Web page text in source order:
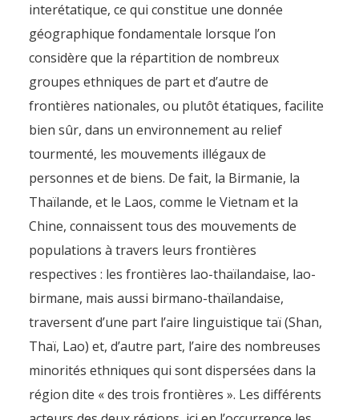
interétatique, ce qui constitue une donnée
géographique fondamentale lorsque l’on
considère que la répartition de nombreux
groupes ethniques de part et d’autre de
frontières nationales, ou plutôt étatiques, facilite
bien sûr, dans un environnement au relief
tourmenté, les mouvements illégaux de
personnes et de biens. De fait, la Birmanie, la
Thaïlande, et le Laos, comme le Vietnam et la
Chine, connaissent tous des mouvements de
populations à travers leurs frontières
respectives : les frontières lao-thaïlandaise, lao-
birmane, mais aussi birmano-thaïlandaise,
traversent d’une part l’aire linguistique taï (Shan,
Thaï, Lao) et, d’autre part, l’aire des nombreuses
minorités ethniques qui sont dispersées dans la
région dite « des trois frontières ». Les différents